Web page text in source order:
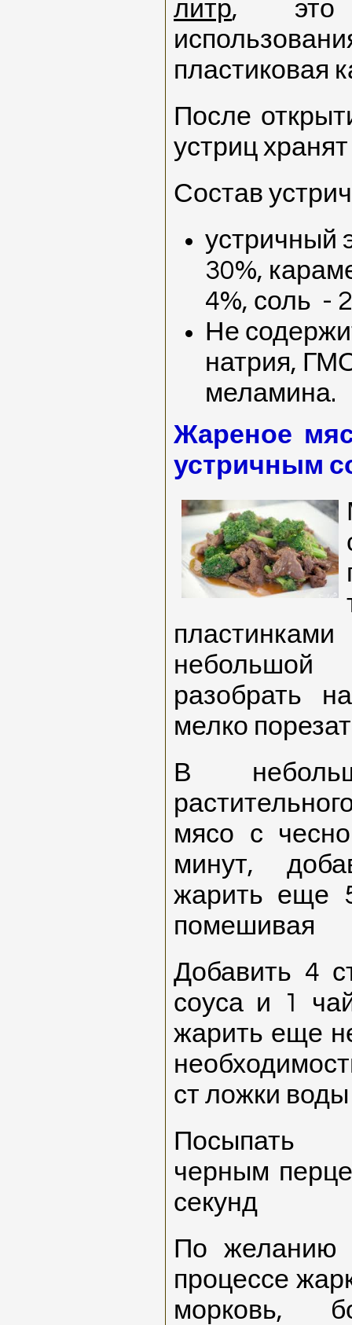
литр, это
пластиковая
После
устриц
Состав
устричный
30%,
4%, соль -
Не
натрия,
меламина.
Жареное
устричным
небольшой
разобрать
мелко
В
мясо с
минут,
жарить еще
помешивая
Добавить 4
соуса и 1
жарить еще
ст ложки воды
Посыпать
черным
секунд
По желанию
процессе
морковь,